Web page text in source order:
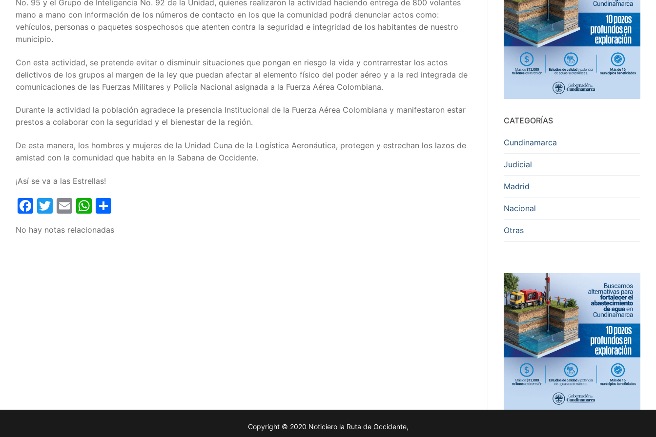
No. 95 y el Grupo de Inteligencia No. 92 de la Unidad, quienes realizaron la actividad haciendo entrega de 800 volantes
mano a mano con información de los números de contacto en los que la comunidad podrá denunciar actos como:
vehículos, personas o paquetes sospechosos que atenten contra la seguridad e integridad de los habitantes de nuestro
municipio.
Con esta actividad, se pretende evitar o disminuir situaciones que pongan en riesgo la vida y contrarrestar los actos
delictivos de los grupos al margen de la ley que puedan afectar al elemento físico del poder aéreo y a la red integrada de
comunicaciones de las Fuerzas Militares y Policía Nacional asignada a la Fuerza Aérea Colombiana.
Durante la actividad la población agradece la presencia Institucional de la Fuerza Aérea Colombiana y manifestaron estar
prestos a colaborar con la seguridad y el bienestar de la región.
De esta manera, los hombres y mujeres de la Unidad Cuna de la Logística Aeronáutica, protegen y estrechan los lazos de
amistad con la comunidad que habita en la Sabana de Occidente.
¡Así se va a las Estrellas!
Facebook
Twitter
EmailWhatsApp
No hay notas relacionadas
CATEGORÍAS
Cundinamarca
Judicial
Madrid
Nacional
Otras
Copyright © 2020 Noticiero la Ruta de Occidente,